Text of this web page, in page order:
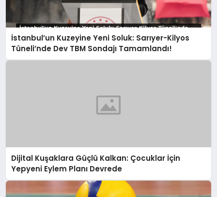
İstanbul’un Kuzeyine Yeni Soluk: Sarıyer-Kilyos
Tüneli’nde Dev TBM Sondajı Tamamlandı!
Dijital Kuşaklara Güçlü Kalkan: Çocuklar İçin
Yepyeni Eylem Planı Devrede